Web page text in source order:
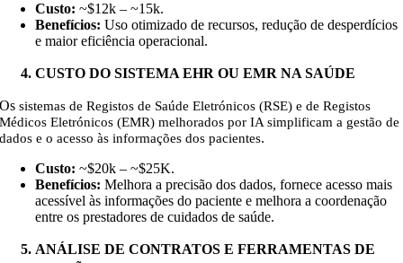
Custo: ~$12k – ~15k.
Benefícios:Uso otimizado de recursos, redução de desperdícios
e maior eficiência operacional.
CUSTO DO SISTEMA EHR OU EMR NA SAÚDE
Ossistemas de Registos de Saúde Eletrónicos (RSE) e de Registos
Médicos Eletrónicos (EMR) melhorados por IA simplificam a gestão de
dados e o acesso às informações dos pacientes.
Custo: ~$20k – ~$25K.
Benefícios:Melhora a precisão dos dados, fornece acesso mais
acessível às informações do paciente e melhora a coordenação
entre os prestadores de cuidados de saúde.
ANÁLISE DE CONTRATOS E FERRAMENTAS DE